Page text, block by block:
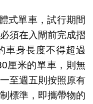
式單車，試行期間
須在入閘前完成摺
車身長度不得超過
厘米的單車，則無
至週五則按照原有
標準，即攜帶物的